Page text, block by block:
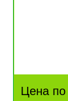
Цена по